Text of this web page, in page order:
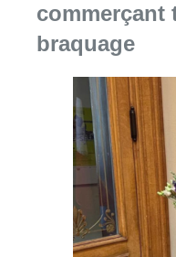
commerçant
braquage